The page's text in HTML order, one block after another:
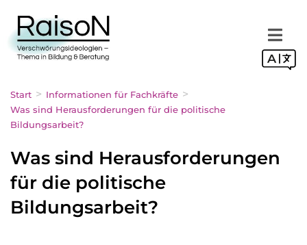
Was sind Herausforderungen
für die politische
Bildungsarbeit?
Start > Informationen für Fachkräfte >
Was sind Herausforderungen für die politische
Bildungsarbeit?